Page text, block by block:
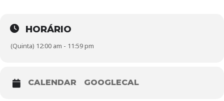
HORÁRIO
(Quinta) 12:00 am - 11:59 pm
CALENDAR GOOGLECAL